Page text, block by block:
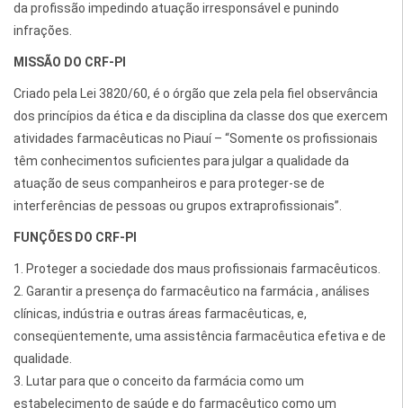
da profissão impedindo atuação irresponsável e punindo
infrações.
MISSÃO DO CRF-PI
Criado pela Lei 3820/60, é o órgão que zela pela fiel observância
dos princípios da ética e da disciplina da classe dos que exercem
atividades farmacêuticas no Piauí – “Somente os profissionais
têm conhecimentos suficientes para julgar a qualidade da
atuação de seus companheiros e para proteger-se de
interferências de pessoas ou grupos extraprofissionais”.
FUNÇÕES DO CRF-PI
1. Proteger a sociedade dos maus profissionais farmacêuticos.
2. Garantir a presença do farmacêutico na farmácia , análises
clínicas, indústria e outras áreas farmacêuticas, e,
conseqüentemente, uma assistência farmacêutica efetiva e de
qualidade.
3. Lutar para que o conceito da farmácia como um
estabelecimento de saúde e do farmacêutico como um